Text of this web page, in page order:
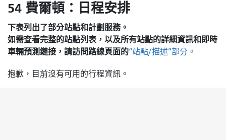
54 費爾頓：日程安排
下表列出了部分站點和計劃服務。
如需查看完整的站點列表，以及所有站點的詳細資訊和即時
車輛預測鏈接，請訪問路線頁面的“站點/描述”部分。
抱歉，目前沒有可用的行程資訊。